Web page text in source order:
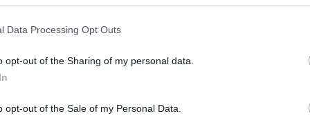
Data Processing Opt Outs
opt-out of the Sharing of my personal data.
opt-out of the Sale of my Personal Data.